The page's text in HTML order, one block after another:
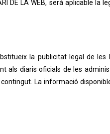
DE LA WEB, serà aplicable la
la publicitat legal de les
als diaris oficials de les
La informació